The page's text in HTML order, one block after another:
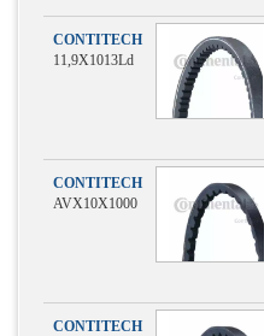
CONTITECH
11,9X1013Ld
CONTITECH
AVX10X1000
CONTITECH